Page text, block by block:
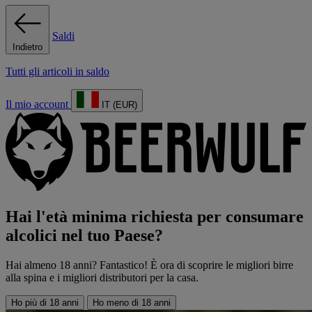
Indietro
Saldi
Tutti gli articoli in saldo
Il mio account IT (EUR)
Hai l'età minima richiesta per consumare
alcolici nel tuo Paese?
Hai almeno 18 anni? Fantastico! È ora di scoprire le migliori birre
alla spina e i migliori distributori per la casa.
Ho più di 18 anni Ho meno di 18 anni